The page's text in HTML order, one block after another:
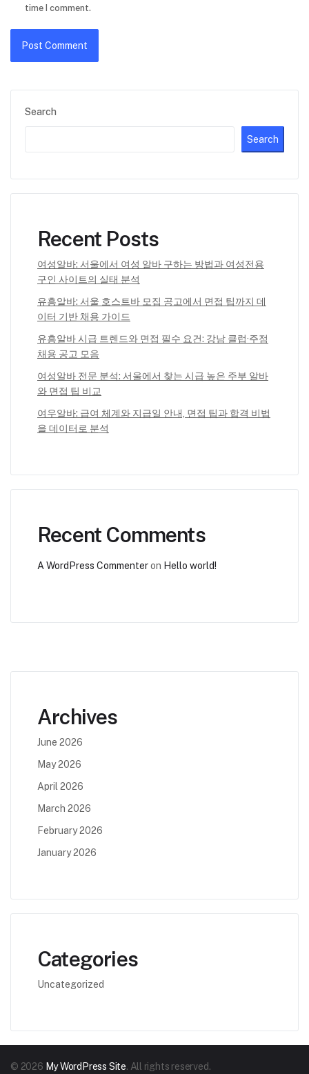
Search
Search
Recent Posts
여성알바: 서울에서 여성 알바 구하는 방법과 여성전용
구인 사이트의 실태 분석
유흥알바: 서울 호스트바 모집 공고에서 면접 팁까지 데
이터 기반 채용 가이드
유흥알바 시급 트렌드와 면접 필수 요건: 강남 클럽·주점
채용 공고 모음
여성알바 전문 분석: 서울에서 찾는 시급 높은 주부 알바
와 면접 팁 비교
여우알바: 급여 체계와 지급일 안내, 면접 팁과 합격 비법
을 데이터로 분석
Recent Comments
A WordPress Commenteron Hello world!
time I comment.
Archives
June 2026
May 2026
April 2026
March 2026
February 2026
January 2026
Categories
Uncategorized
© 2026 My WordPress Site. All rights reserved.